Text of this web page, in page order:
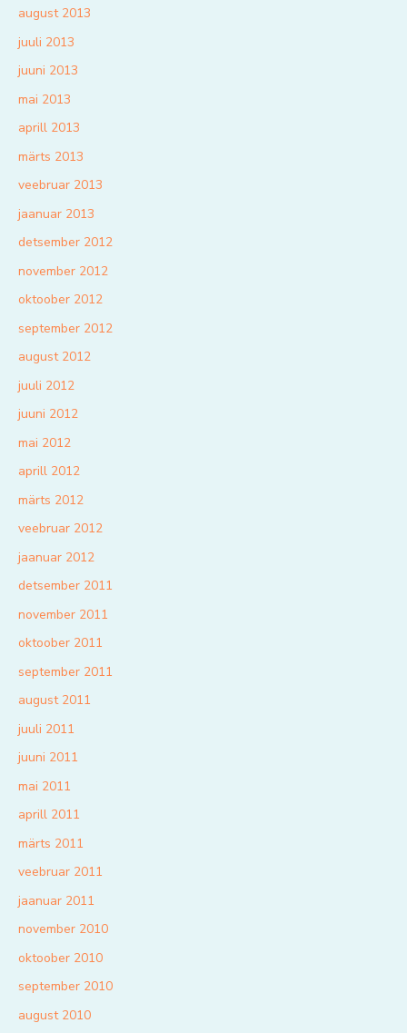
august 2013
juuli 2013
juuni 2013
mai 2013
aprill 2013
märts 2013
veebruar 2013
jaanuar 2013
detsember 2012
november 2012
oktoober 2012
september 2012
august 2012
juuli 2012
juuni 2012
mai 2012
aprill 2012
märts 2012
veebruar 2012
jaanuar 2012
detsember 2011
november 2011
oktoober 2011
september 2011
august 2011
juuli 2011
juuni 2011
mai 2011
aprill 2011
märts 2011
veebruar 2011
jaanuar 2011
november 2010
oktoober 2010
september 2010
august 2010